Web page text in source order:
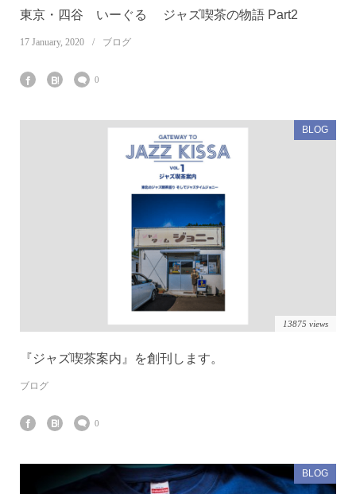
東京・四谷 いーぐる ジャズ喫茶の物語 Part2
17 January, 2020 ブログ
0
13875 views
BLOG
『ジャズ喫茶案内』を創刊します。
ブログ
0
BLOG